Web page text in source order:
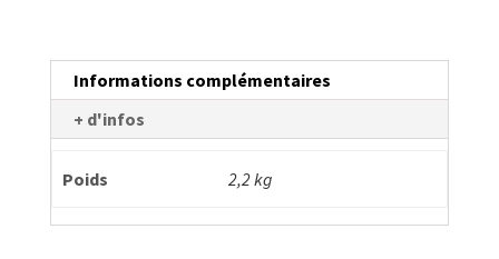
bleu)
Informations complémentaires
+ d'infos
Poids 2,2 kg